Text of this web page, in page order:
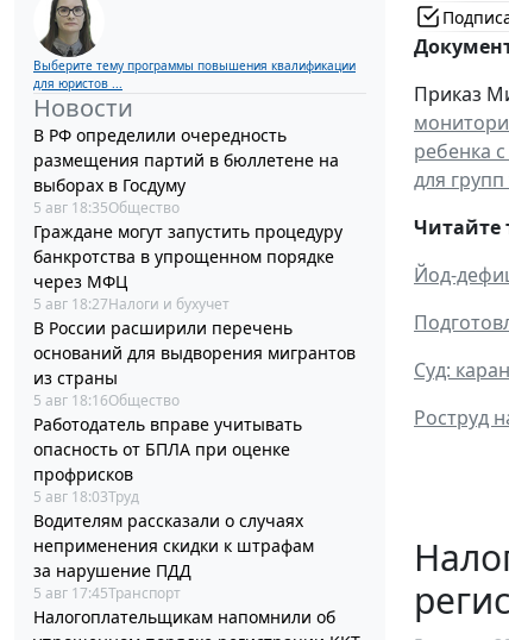
Выберите тему программы повышения квалификации
для юристов ...
Новости
В РФ определили очередность
размещения партий в бюллетене на
выборах в Госдуму
5 авг 18:35Общество
Граждане могут запустить процедуру
банкротства в упрощенном порядке
через МФЦ
5 авг 18:27Налоги и бухучет
В России расширили перечень
оснований для выдворения мигрантов
из страны
5 авг 18:16Общество
Работодатель вправе учитывать
опасность от БПЛА при оценке
профрисков
5 авг 18:03Труд
Водителям рассказали о случаях
неприменения скидки к штрафам
за нарушение ПДД
5 авг 17:45Транспорт
Налогоплательщикам напомнили об
Приказ
ребенка
для
Читайте
Йод-
Суд:
Роструд